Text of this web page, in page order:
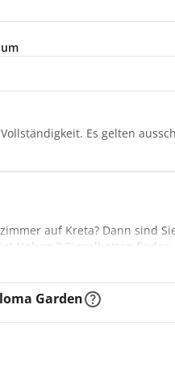
Es gelten
auf Kreta? Dann sind
Neben 2 Einzelbetten
Urlaub auf der
für einen entspannten
die einen Inselurlaub im
Garden